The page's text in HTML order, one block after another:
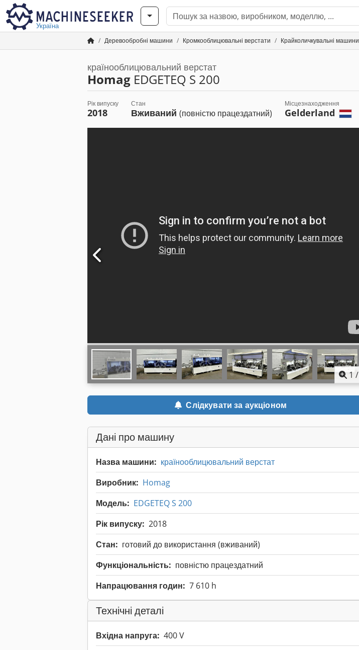
Україна
Деревообробні машини Кромкооблицювальні верстати Крайколичкувальні машини
країнооблицювальний верстат
Homag EDGETEQ S 200
Рік випуску
2018
Стан
Вживаний (повністю працездатний)
Місцезнаходження
Gelderland
1 /
Слідкувати за аукціоном
Дані про машину
Назва машини: країнооблицювальний верстат
Виробник: Homag
Модель: EDGETEQ S 200
Рік випуску: 2018
Стан: готовий до використання (вживаний)
Функціональність: повністю працездатний
Напрацювання годин: 7 610 h
Технічні деталі
Вхідна напруга: 400 V